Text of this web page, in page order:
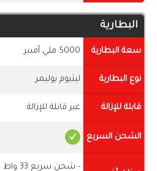
البطارية
سعة البطارية 5000 ملي أمبير
نوع البطارية ليثيوم بوليمر
قابلة للإزالة غير قابلة للإزالة
الشحن السريع
- شحن سريع 33 واط